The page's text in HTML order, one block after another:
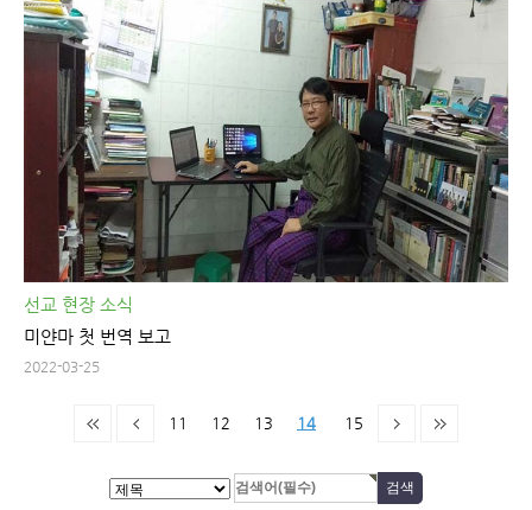
선교 현장 소식
미얀마 첫 번역 보고
2022-03-25
11 12 13 14 15